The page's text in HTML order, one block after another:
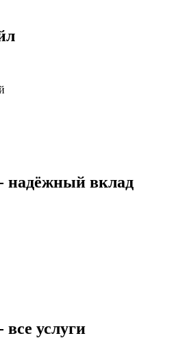
вклад
услуги